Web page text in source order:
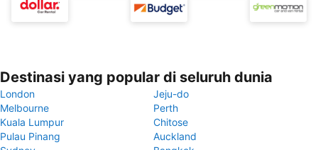
Destinasi yang popular di seluruh dunia
London
Jeju-do
Melbourne
Perth
Kuala Lumpur
Chitose
Pulau Pinang
Auckland